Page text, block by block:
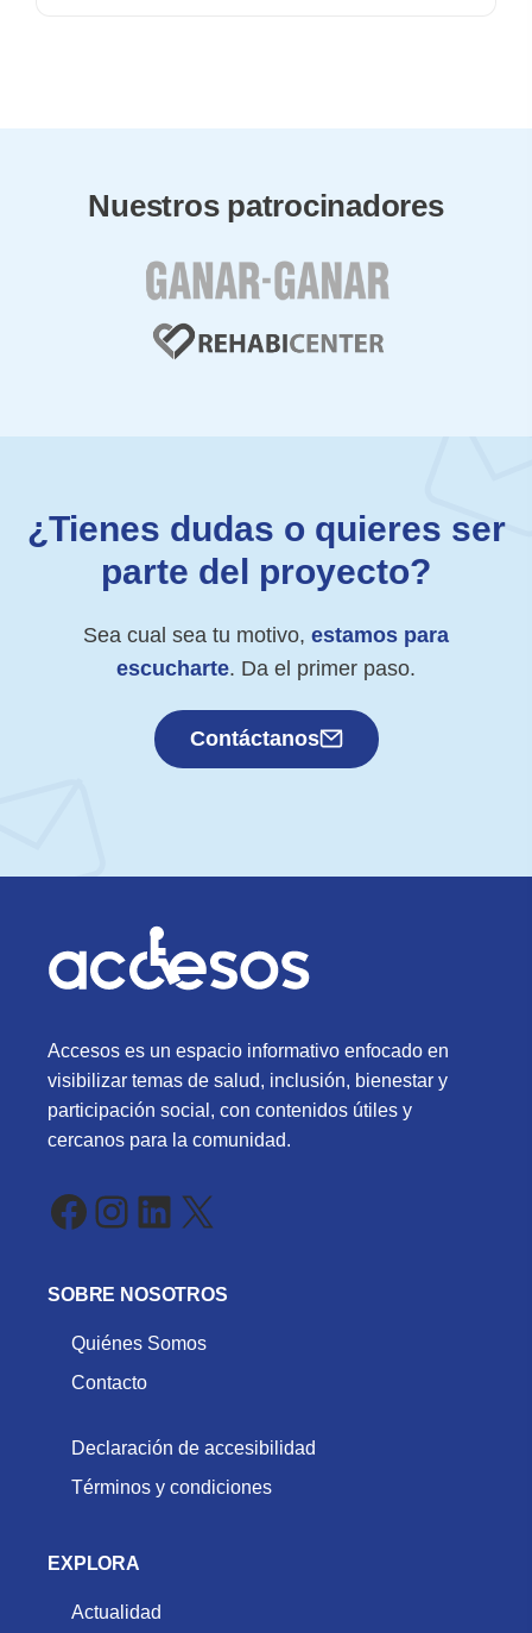
Nuestros patrocinadores
¿Tienes dudas o quieres ser
parte del proyecto?
Sea cual sea tu motivo, estamos para
escucharte. Da el primer paso.
Contáctanos
Accesos es un espacio informativo enfocado en
visibilizar temas de salud, inclusión, bienestar y
participación social, con contenidos útiles y
cercanos para la comunidad.
Facebook
Instagram
LinkedIn
X
SOBRE NOSOTROS
Quiénes Somos
Contacto
Declaración de accesibilidad
Términos y condiciones
EXPLORA
Actualidad